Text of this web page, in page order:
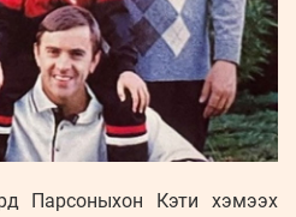
Парсоныхон Кэти хэмээх